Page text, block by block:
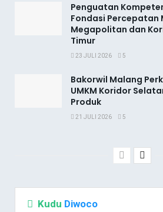
Penguatan
Fondasi Percepatan
Megapolitan dan
Timur
23 JULI 2026 5
Bakorwil Malang
UMKM Koridor
Produk
21 JULI 2026 5
Kudu Diwoco